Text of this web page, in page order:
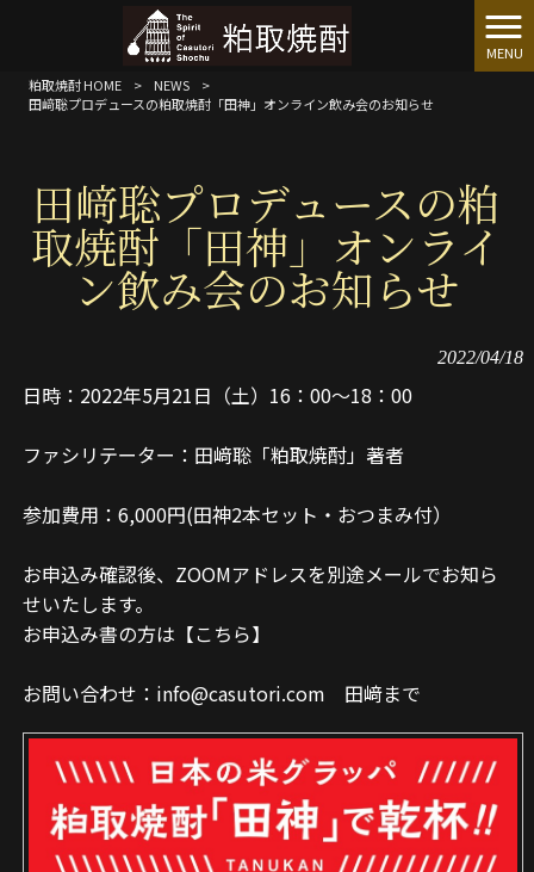
MENU
粕取焼酎 HOME
> NEWS
>
田﨑聡プロデュースの粕取焼酎「田神」オンライン飲み会のお知らせ
田﨑聡プロデュースの粕
取焼酎「田神」オンライ
ン飲み会のお知らせ
2022/04/18
日時：2022年5月21日（土）16：00～18：00
ファシリテーター：田﨑聡「粕取焼酎」著者
参加費用：6,000円(田神2本セット・おつまみ付）
お申込み確認後、ZOOMアドレスを別途メールでお知ら
せいたし ます。
お申込み書の方は 【こちら】
お問い合わせ： info@casutori.com 田﨑まで